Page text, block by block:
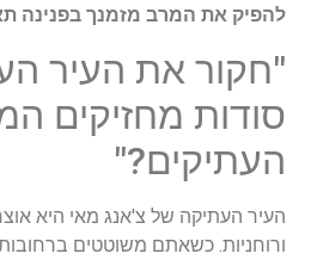
להפיק את המרב מזמנך בפנינה
"חקור את העיר
סודות מחזיקים
העתיקים?"
העיר העתיקה של צ'אנג מאי היא
ורוחניות. כשאתם משוטטים